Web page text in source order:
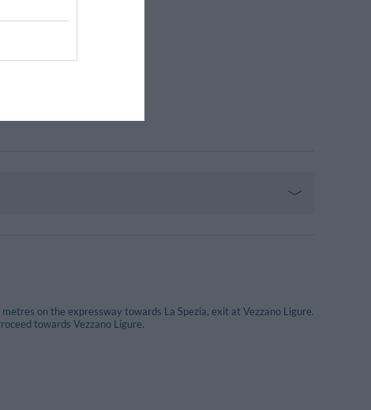
on the expressway towards La Spezia, exit at Vezzano Ligure.
towards Vezzano Ligure.